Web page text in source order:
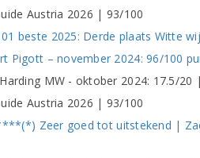
Austria 2026 | 93/100
beste 2025: Derde plaats Witte
Pigott – november 2024: 96/100
MW - oktober 2024: 17.5/
Austria 2026 | 93/100
Zeer goed tot uitstekend |